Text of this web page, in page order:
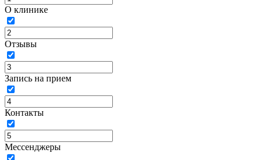
О клинике
Отзывы
Запись на прием
Контакты
Мессенджеры